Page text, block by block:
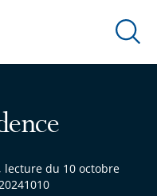
Ouvrir
lecture du 10 octobre